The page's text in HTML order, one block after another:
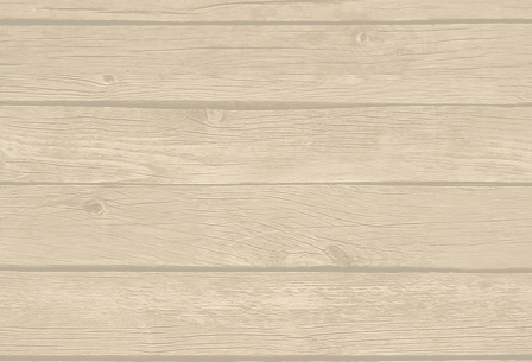
Ela te chama (Capoeira vem)
Autor : Contra-Mestre Chicão
Eu acabei de chegar trazendo dendê
Eu quero voltar
Autor : Faisca (Grupo Candeias)
Eu vou tambem, eu vou pro mar
Autor : Lagarto (Grupo Camangula)
Familia de ouro
Autor : Mestre Chicote (Cordão de Ouro
Paris)
Sou
Sou
Autor : Mestre
Tin tin